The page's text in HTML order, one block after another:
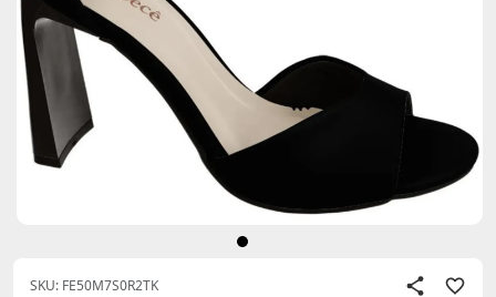
SKU: FE50M7S0R2TK